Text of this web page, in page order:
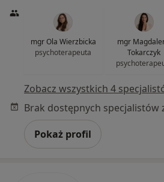
mgr Ola Wierzbicka
psychoterapeuta
mgr
Tokarczyk
Zobacz wszystkich 4
Pokaż profil